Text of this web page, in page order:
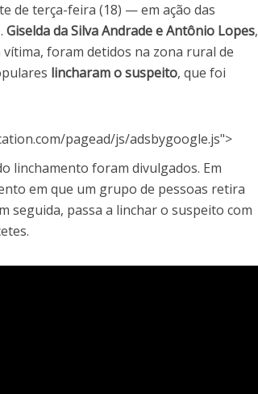
de terça-feira (18) — em ação das
Giselda da Silva Andrade e Antônio Lopes,
foram detidos na zona rural de
lincharam o suspeito, que foi
pagead/js/adsbygoogle.js">
linchamento foram divulgados. Em
em que um grupo de pessoas retira
seguida, passa a linchar o suspeito com